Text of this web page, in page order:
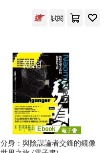
試閱
分身：與陰謀論者交鋒的鏡像